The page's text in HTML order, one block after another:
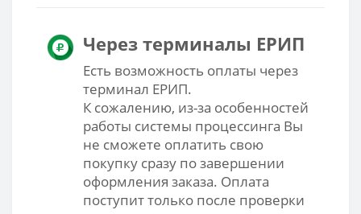
Через терминалы ЕРИП
Есть возможность оплаты через
терминал ЕРИП.
К сожалению, из-за особенностей
работы системы процессинга Вы
не сможете оплатить свою
покупку сразу по завершении
оформления заказа. Оплата
поступит только после проверки